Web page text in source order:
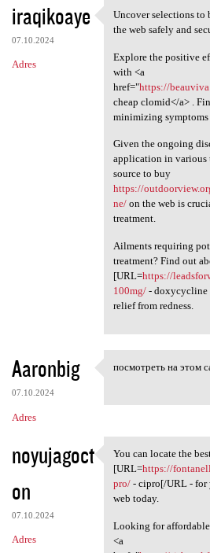
iraqikoaye
07.10.2024
Adres
Uncover
Uncover selections
the web safely and
Explore the positive
with <a
href="https://
cheap clomid</a> .
minimizing
Given the ongoing
application in various
source to buy
https://
ne/on the web is
treatment.
Ailments requiring
treatment? Find out
[URL=https://
100mg/- doxycycline
relief from redness.
Aaronbig
07.10.2024
Adres
посмотреть на
посмотреть на этом
noyujagoct
on
07.10.2024
Adres
You can locate
You can locate the
[URL=https://
pro/- cipro[/URL - for
web today.
Looking for
<a